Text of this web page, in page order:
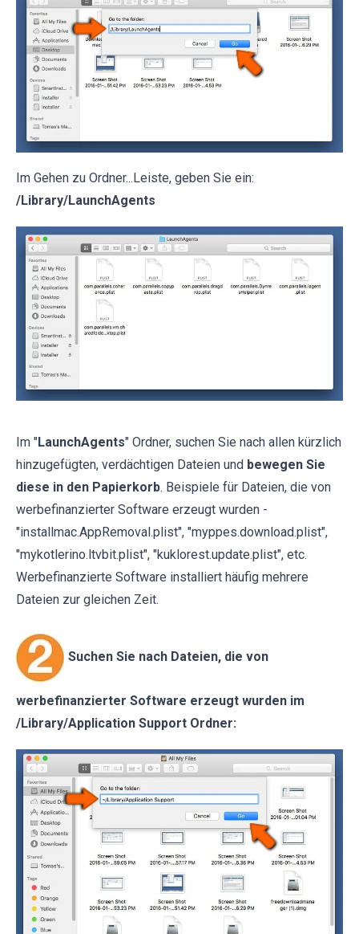
Im Gehen zu Ordner...Leiste, geben Sie ein:
/Library/LaunchAgents
Im "LaunchAgents" Ordner, suchen Sie nach allen kürzlich
hinzugefügten, verdächtigen Dateien und bewegen Sie
diese in den Papierkorb. Beispiele für Dateien, die von
werbefinanzierter Software erzeugt wurden -
"installmac.AppRemoval.plist", "myppes.download.plist",
"mykotlerino.ltvbit.plist", "kuklorest.update.plist", etc.
Werbefinanzierte Software installiert häufig mehrere
Dateien zur gleichen Zeit.
Suchen Sie nach Dateien, die von
werbefinanzierter Software erzeugt wurden im
/Library/Application Support Ordner: